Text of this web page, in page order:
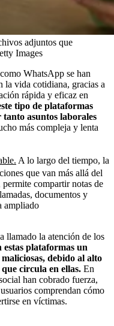
adjuntos que
Images
WhatsApp se han
la vida cotidiana, gracias a
rápida y eficaz en
tipo de plataformas
asuntos laborales
más compleja y lenta
A lo largo del tiempo, la
que van más allá del
compartir notas de
documentos y
ampliado
llamado la atención de los
estas plataformas un
debido al alto
circula en ellas. En
han cobrado fuerza,
comprendan cómo
en víctimas.